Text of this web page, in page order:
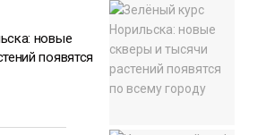
новые
появятся